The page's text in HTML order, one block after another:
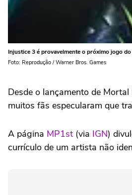
Injustice 3 é provavelmente o próximo jogo
Foto: Reprodução / Warner Bros. Games
Desde o lançamento de
muitos fãs especularam que
A página MP1st (via IGN)
currículo de um artista não